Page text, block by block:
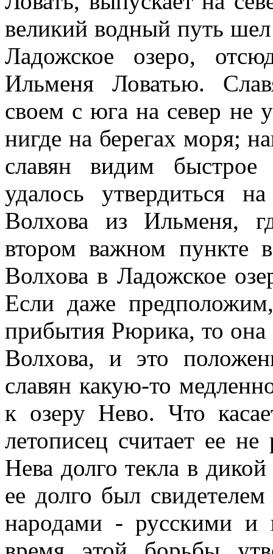
великий водный путь
Ладожское озеро,
Ильменя Ловатью.
своем с юга на север не
нигде на берегах моря;
славян видим быстрое
удалось утвердиться
Волхова из Ильменя,
втором важном пункте
Волхова в Ладожское
Если даже
прибытия Рюрика, то она
Волхова, и это
славян какую-то
к озеру Нево. Что
летописец считает ее
Нева долго текла в
ее долго был
народами - русскими и